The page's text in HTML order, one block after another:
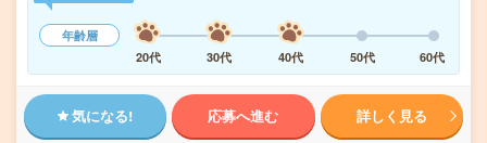
年齢層
20代
30代 40代 50代 60代
気になる! 応募へ進む 詳しく見る